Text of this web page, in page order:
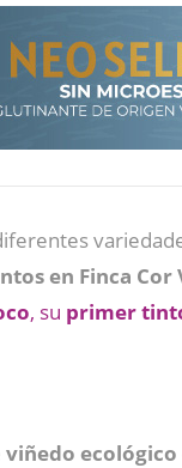
en Finca Cor
, su primer
viñedo ecológico